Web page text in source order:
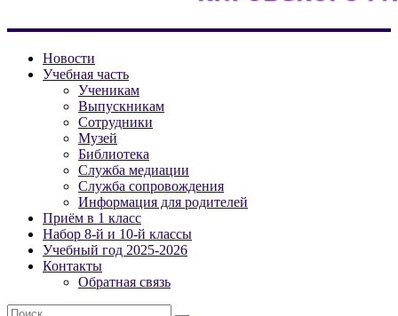
ГБОУ
СОШ
Кировского
Петербурга
Официальный
сайт
школы
Новости
Учебная часть
Ученикам
Выпускникам
Сотрудники
Музей
Библиотека
Служба медиации
Служба сопровождения
Информация для родителей
Приём в 1 класс
Набор 8-й и 10-й классы
Учебный год 2025-2026
Контакты
Обратная связь